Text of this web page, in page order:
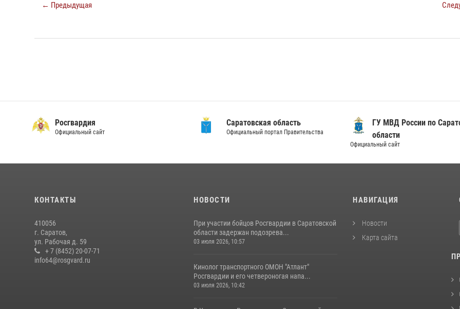
← Предыдущая
Росгвардия
Официальный сайт
Саратовская область
Официальный портал Правительства
ГУ МВД России по
области
Официальный сайт
КОНТАКТЫ
410056
г. Саратов,
ул. Рабочая д. 59
+ 7 (8452) 20-07-71
info64@rosgvard.ru
НОВОСТИ
При участии бойцов Росгвардии в Саратовской
области задержан подозрева...
03 июля 2026, 10:57
Кинолог транспортного ОМОН "Атлант"
Росгвардии и его четвероногая напа...
03 июля 2026, 10:42
НАВИГАЦИЯ
Новости
Карта сайта